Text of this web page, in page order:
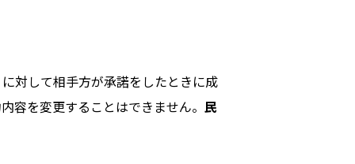
対して相手方が承諾をしたときに成
容を変更することはできません。 民